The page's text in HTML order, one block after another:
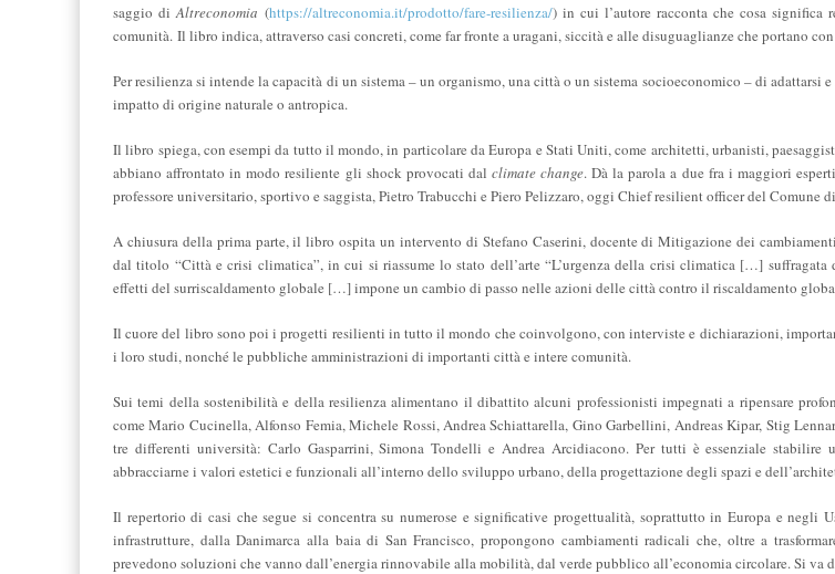
saggio diAltreconomia (https://altreconomia.it/prodotto/fare-resilienza/) in cui l’autore racconta che cosa
comunità. Il libro indica, attraverso casi concreti, come far fronte a uragani, siccità e alle disuguaglianze che portano con
Per resilienza si intende la capacità di un sistema – un organismo, una città o un sistema socioeconomico – di adattarsi
impatto di origine naturale o antropica.
Il libro spiega, con esempi da tutto il mondo, in particolare da Europa e Stati Uniti, come architetti, urbanisti,
abbiano affrontato in modo resiliente gli shock provocati dal climate change. Dà la parola a due fra i maggiori
professore universitario, sportivo e saggista, Pietro Trabucchi e Piero Pelizzaro, oggi Chief resilient officer del Comune
A chiusura della prima parte, il libro ospita un intervento di Stefano Caserini, docente di Mitigazione dei
dal titolo “Città e crisi climatica”, in cui si riassume lo stato dell’arte “L’urgenza della crisi climatica […]
effetti del surriscaldamento globale […] impone un cambio di passo nelle azioni delle città contro il riscaldamento
Il cuore del libro sono poi i progetti resilienti in tutto il mondo che coinvolgono, con interviste e dichiarazioni,
i loro studi, nonché le pubbliche amministrazioni di importanti città e intere comunità.
Sui temi della sostenibilità e della resilienza alimentano il dibattito alcuni professionisti impegnati a ripensare
come Mario Cucinella, Alfonso Femia, Michele Rossi, Andrea Schiattarella, Gino Garbellini, Andreas Kipar, Stig
tre differenti università: Carlo Gasparrini, Simona Tondelli e Andrea Arcidiacono. Per tutti è essenziale stabilire
abbracciarne i valori estetici e funzionali all’interno dello sviluppo urbano, della progettazione degli spazi e
Il repertorio di casi che segue si concentra su numerose e significative progettualità, soprattutto in Europa e negli
infrastrutture, dalla Danimarca alla baia di San Francisco, propongono cambiamenti radicali che, oltre a
prevedono soluzioni che vanno dall’energia rinnovabile alla mobilità, dal verde pubblico all’economia circolare. Si va